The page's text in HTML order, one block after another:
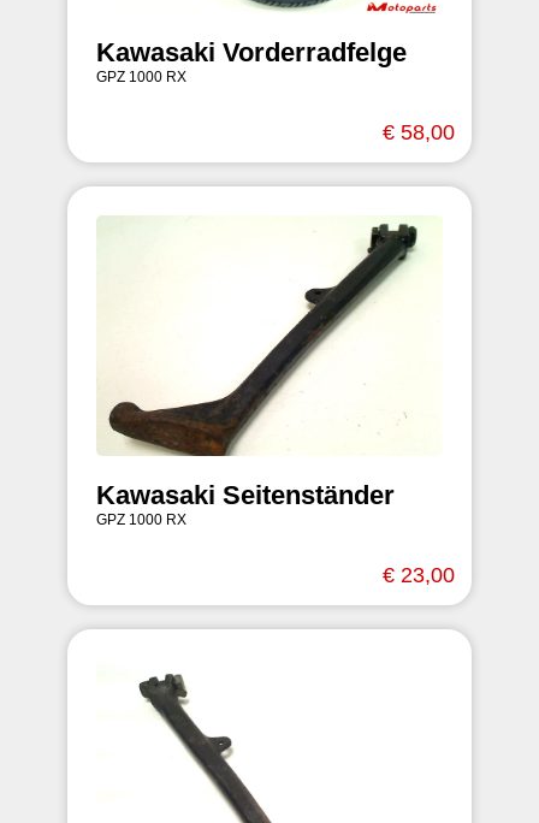
Kawasaki Vorderradfelge
GPZ 1000 RX
€ 58,00
Kawasaki Seitenständer
GPZ 1000 RX
€ 23,00